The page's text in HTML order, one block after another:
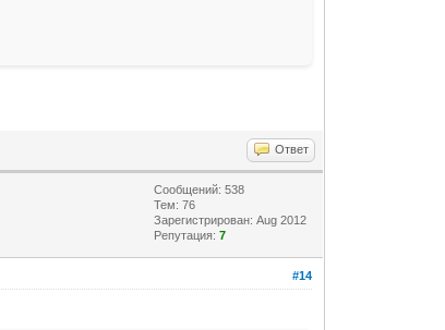
Ответ
Сообщений: 538
Тем: 76
Зарегистрирован: Aug 2012
Репутация:7
#14